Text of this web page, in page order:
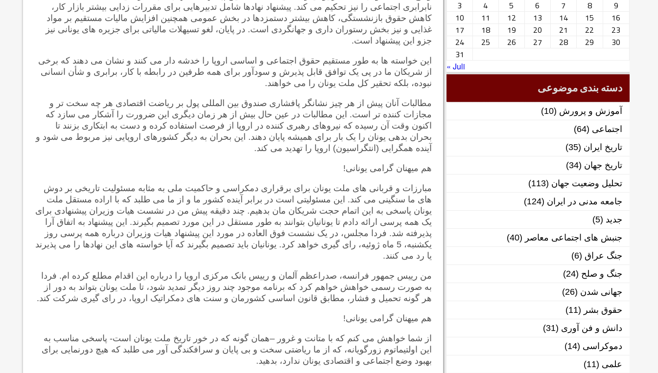
نابرابری اجتماعی را نیز تحکیم می کند. پیشنهاد نهادها شامل تدبیرهایی برای مقررات زدایی بیشتر بازار کار،
کاهش حقوق بازنشستگی، کاهش بیشتر دستمزدها در بخش عمومی همچنین افزایش مالیات مستقیم بر مواد
غذایی و نیز بخش رستوران داری و جهانگردی است. در پایان، لغو تسیهلات مالیاتی برای جزیره های یونانی نیز
جزو این پیشنهاد است.
این خواسته ها به طور مستقیم حقوق اجتماعی و اساسی اروپا را خدشه دار می کنند و نشان می دهند که برخی
از شریکان ما در پی یک توافق قابل پذیرش و سودآور برای همه طرفین در رابطه با کار، برابری و شأن انسانی
نبوده، بلکه تحقیر کل ملت یونان را می خواهند.
مطالبات آنان پیش از هر چیز نشانگر پافشاری صندوق بین المللی پول بر ریاضت اقتصادی هر چه سخت تر و
مجازات کننده تر است. این مطالبات در عین حال بیش از هر زمان دیگری این ضرورت را آشکار می سازد که
اکنون وقت آن رسیده که نیروهای رهبری کننده در اروپا از فرصت استفاده کرده و دست به ابتکاری بزنند تا
بحران بدهی یونان را یک بار برای همیشه پایان دهند. این بحران به دیگر کشورهای اروپایی نیز مربوط می شود و
آینده همگرایی (انتگراسیون) اروپا را تهدید می کند.
هم میهنان گرامی یونانی!
مبارزات و قربانی های ملت یونان برای برقراری دمکراسی و حاکمیت ملی به مثابه مسئولیت تاریخی بر دوش
های ما سنگینی می کند. این مسئولیتی است در برابر آینده کشور ما و از ما می طلبد که با اراده مستقل ملت
یونان پاسخی به این اتمام حجت شریکان مان بدهیم. چند دقیقه پیش من در نشست هیات وزیران پیشنهادی برای
یک همه پرسی ارائه دادم تا یونانیان بتوانند به طور مستقل در این مورد تصمیم بگیرند. این پیشنهاد به اتفاق آرا
پذیرفته شد. فردا مجلس، در یک نشست فوق العاده در مورد این پیشنهاد هیات وزیران درباره همه پرسی روز
یکشنبه، 5 ماه ژوئیه، رای گیری خواهد کرد. یونانیان باید تصمیم بگیرند که آیا خواسته های این نهادها را می پذیرند
یا رد می کنند.
من رییس جمهور فرانسه، صدراعظم آلمان و رییس بانک مرکزی اروپا را درباره این اقدام مطلع کرده ام. فردا
به صورت رسمی خواهش خواهم کرد که برنامه موجود چند روز دیگر تمدید شود، تا ملت یونان بتواند به دور از
هر گونه تحمیل و فشار، مطابق قانون اساسی کشورمان و سنت های دمکراتیک اروپا، در رای گیری شرکت کند.
هم میهنان گرامی یونانی!
از شما خواهش می کنم که با متانت و غرور –همان گونه که در خور تاریخ ملت یونان است- پاسخی مناسب به
این اولتیماتوم زورگویانه، که از ما ریاضتی سخت و بی پایان و سرافکندگی آور می طلبد که هیچ دورنمایی برای
بهبود وضع اجتماعی و اقتصادی یونان ندارد، بدهید.
3
4 5 6 7 8
9
10
11 12 13 14 15
16
17
18 19 20 21 22
23
24
25 26 27 28 29
30
31
« Juli
دسته بندی موضوعی
آموزش و پرورش (10)
اجتماعی (64)
تاریخ ایران (35)
تاریخ جهان (34)
تحلیل وضعیت جهان (113)
جامعه مدنی در ایران (124)
جدید (5)
جنبش های اجتماعی معاصر (40)
جنگ عراق (6)
جنگ و صلح (24)
جهانی شدن (26)
حقوق بشر (11)
دانش و فن آوری (31)
دموکراسی (14)
علمی (11)